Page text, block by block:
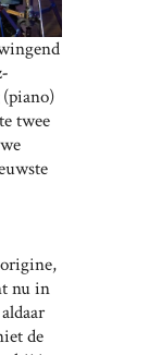
(piano)
twee
nu in
de